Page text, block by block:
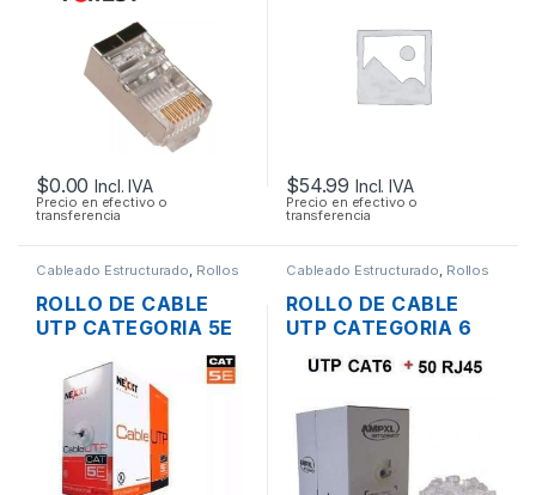
$0.00 Incl. IVA
Precio en efectivo o
transferencia
$54.99 Incl. IVA
Precio en efectivo o
transferencia
Cableado Estructurado Rollos
ROLLO DE CABLE
UTP CATEGORIA 5E
NEXXT 305 MTS.
Cableado Estructurado Rollos
ROLLO DE CABLE
UTP CATEGORIA 6
DE 305 MTS. + 50
CONECTORES